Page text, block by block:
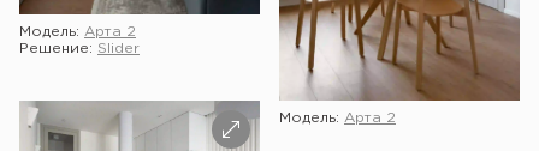
Модель: Арта 2
Решение: Slider
Модель: Арта 2